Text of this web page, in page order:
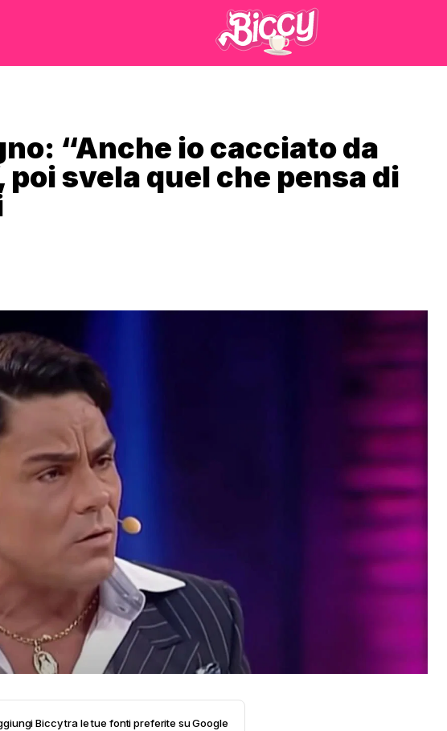
“Anche io cacciato da
svela quel che pensa di
Biccy tra le tue fonti preferite su Google